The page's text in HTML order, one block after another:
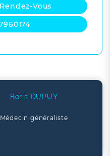
Vous
Boris DUPUY
Médecin généraliste